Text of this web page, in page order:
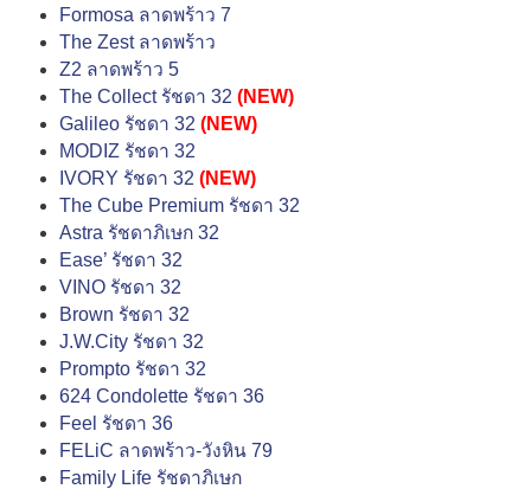
Formosa ลาดพร้าว 7
The Zest ลาดพร้าว
Z2 ลาดพร้าว 5
The Collect รัชดา 32 (NEW)
Galileo รัชดา 32 (NEW)
MODIZ รัชดา 32
IVORY รัชดา 32 (NEW)
The Cube Premium รัชดา 32
Astra รัชดาภิเษก 32
Ease’ รัชดา 32
VINO รัชดา 32
Brown รัชดา 32
J.W.City รัชดา 32
Prompto รัชดา 32
624 Condolette รัชดา 36
Feel รัชดา 36
FELiC ลาดพร้าว-วังหิน 79
Family Life รัชดาภิเษก